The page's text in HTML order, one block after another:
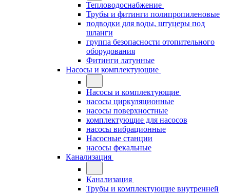
Тепловодоснабжение
Трубы и фитинги полипропиленовые
подводки для воды, штуцеры под
шланги
группа безопасности отопительного
оборудования
Фитинги латунные
Насосы и комплектующие
Насосы и комплектующие
насосы циркуляционные
насосы поверхностные
комплектующие для насосов
насосы вибрационные
Насосные станции
насосы фекальные
Канализация
Канализация
Трубы и комплектующие внутренней